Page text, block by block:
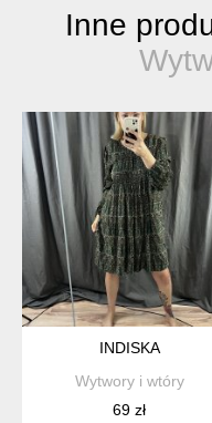
Inne
INDISKA
Wytwory i wtóry
69 zł